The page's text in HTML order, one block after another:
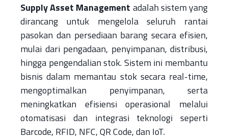
Supply Asset Management adalah sistem yang
dirancang untuk mengelola seluruh rantai
pasokan dan persediaan barang secara efisien,
mulai dari pengadaan, penyimpanan, distribusi,
hingga pengendalian stok. Sistem ini membantu
bisnis dalam memantau stok secara real-time,
mengoptimalkan penyimpanan, serta
meningkatkan efisiensi operasional melalui
otomatisasi dan integrasi teknologi seperti
Barcode, RFID, NFC, QR Code, dan IoT.